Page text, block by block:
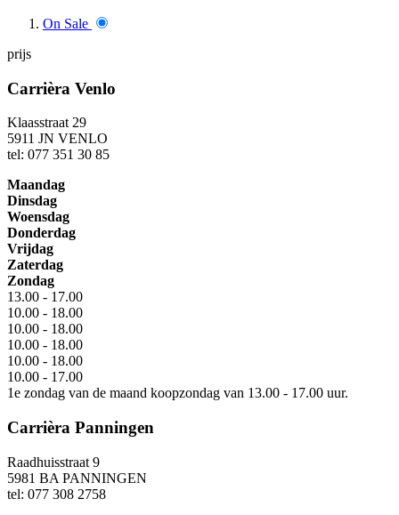
On Sale
prijs
Carrièra Venlo
Klaasstraat 29
5911 JN VENLO
tel: 077 351 30 85
Maandag
Dinsdag
Woensdag
Donderdag
Vrijdag
Zaterdag
Zondag
13.00 - 17.00
10.00 - 18.00
10.00 - 18.00
10.00 - 18.00
10.00 - 18.00
10.00 - 17.00
1e zondag van de maand koopzondag van 13.00 - 17.00 uur.
Carrièra Panningen
Raadhuisstraat 9
5981 BA PANNINGEN
tel: 077 308 2758